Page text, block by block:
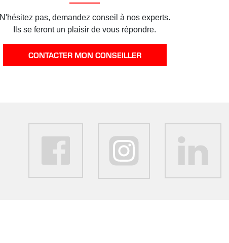
N'hésitez pas, demandez conseil à nos experts.
Ils se feront un plaisir de vous répondre.
CONTACTER MON CONSEILLER